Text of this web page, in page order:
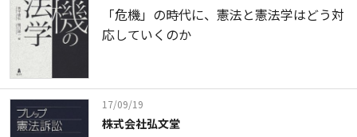
「危機」の時代に、憲法と憲法学はどう対
応していくのか
17/09/19
株式会社弘文堂